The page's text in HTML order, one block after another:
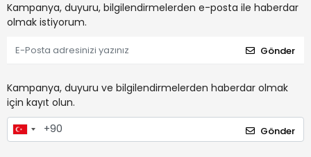
Kampanya, duyuru, bilgilendirmelerden e-posta ile haberdar
olmak istiyorum.
Gönder
Kampanya, duyuru ve bilgilendirmelerden haberdar olmak
için kayıt olun.
Gönder